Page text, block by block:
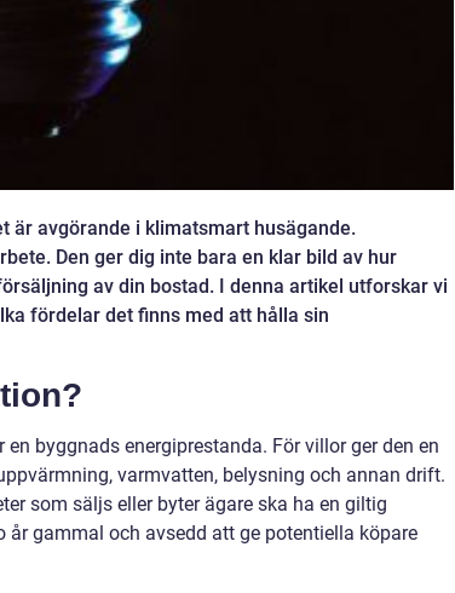
avgörande i klimatsmart husägande.
Den ger dig inte bara en klar bild av hur
av din bostad. I denna artikel utforskar vi
fördelar det finns med att hålla sin
byggnads energiprestanda. För villor ger den en
varmvatten, belysning och annan drift.
som säljs eller byter ägare ska ha en giltig
gammal och avsedd att ge potentiella köpare